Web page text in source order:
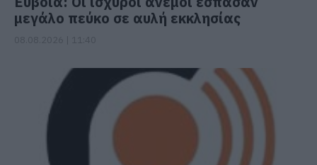
μεγάλο πεύκο σε αυλή εκκλησίας